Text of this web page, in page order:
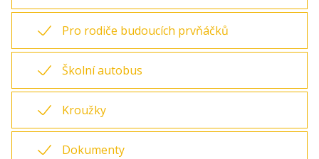
Pro rodiče budoucích prvňáčků
Školní autobus
Kroužky
Dokumenty